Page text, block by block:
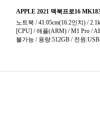
35.3cm(13.9인치)
35.8cm(14.1인치)
35.56cm(14인치)
35.97cm(14.2인치)